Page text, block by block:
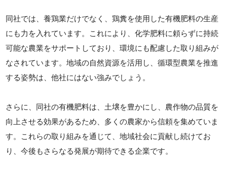
同社では、養鶏業だけでなく、鶏糞を使用した有機肥料の生産
にも力を入れています。これにより、化学肥料に頼らずに持続
可能な農業をサポートしており、環境にも配慮した取り組みが
なされています。地域の自然資源を活用し、循環型農業を推進
する姿勢は、他社にはない強みでしょう。
さらに、同社の有機肥料は、土壌を豊かにし、農作物の品質を
向上させる効果があるため、多くの農家から信頼を集めていま
す。これらの取り組みを通じて、地域社会に貢献し続けてお
り、今後もさらなる発展が期待できる企業です。